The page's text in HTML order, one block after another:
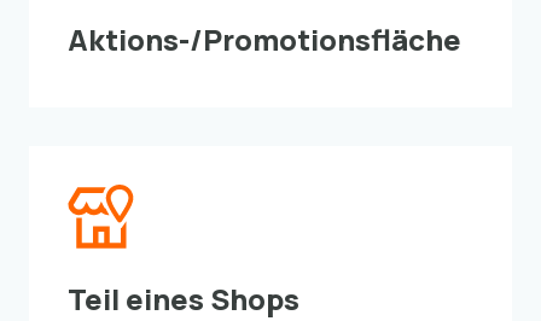
Aktions-/Promotionsfläche
Teil eines Shops